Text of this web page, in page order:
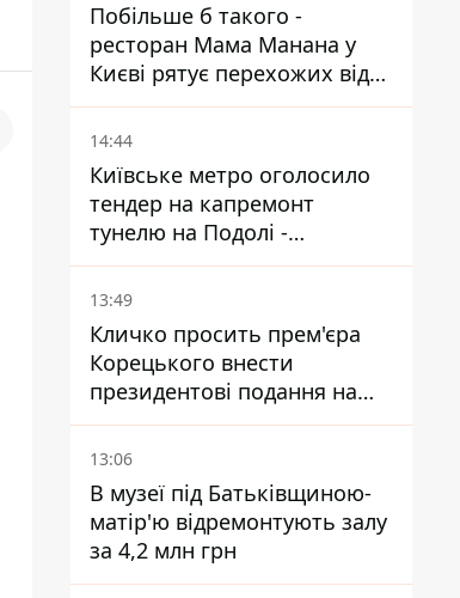
Побільше б такого -
ресторан Мама Манана у
Києві рятує перехожих від
спеки
14:44
Київське метро оголосило
тендер на капремонт
тунелю на Подолі -
триватиме майже два роки
13:49
Кличко просить прем'єра
Корецького внести
президентові подання на
звільнення володаря
Троєщини Бахматова
13:06
В музеї під Батьківщиною-
матір'ю відремонтують залу
за 4,2 млн грн